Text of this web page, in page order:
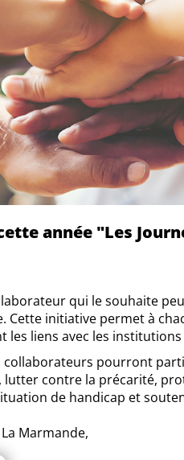
année "Les
qui le souhaite
Cette initiative permet à
liens avec les institutions
collaborateurs pourront
lutter contre la précarité,
de handicap et
Marmande,